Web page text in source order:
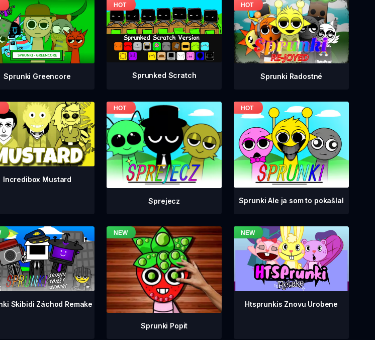
Sprunki Greencore Sprunked Scratch Sprunki Radostné
Incredibox Mustard
Sprejecz Sprunki Ale ja som to pokašlal
Skibidi Záchod Remake
Sprunki Popit
Htsprunkis Znovu Urobene